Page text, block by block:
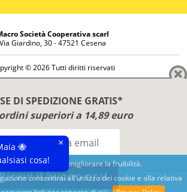
utilizza cookies per migliorare la fruibilità.
consentirai all'utilizzo dei cookie e alla relativa
DI SPEDIZIONE GRATIS*
superiori a 14,89 euro
il buono ora!
Società Cooperativa scarl
Via Giardino, 30 - 47521 Cesena
© 2026 Tutti diritti riservati
Diritto di reso
Disclaimer
Privacy Policy
e conoscenza dal 1987
🐝
cosa!
×